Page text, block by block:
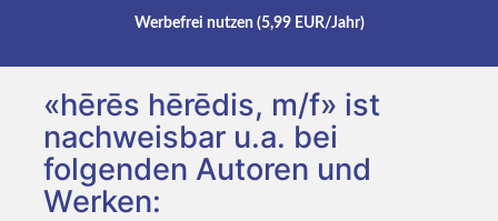
Werbefrei nutzen (5,99 EUR/Jahr)
«hērēs hērēdis, m/f» ist
nachweisbar u.a. bei
folgenden Autoren und
Werken: